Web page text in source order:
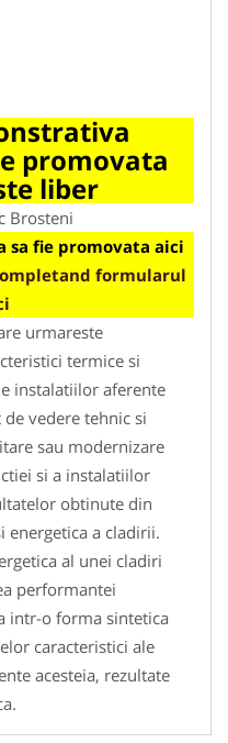
promovata
liber
Brosteni
sa fie promovata aici
formularul
urmareste
termice si
instalatiilor aferente
vedere tehnic si
sau modernizare
si a instalatiilor
obtinute din
energetica a cladirii.
al unei cladiri
performantei
intr-o forma sintetica
caracteristici ale
acesteia, rezultate